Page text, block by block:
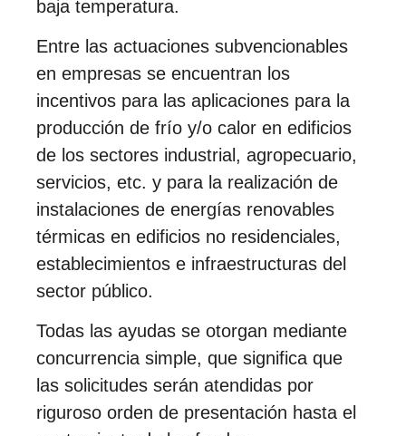
baja temperatura.
Entre las actuaciones subvencionables
en empresas se encuentran los
incentivos para las aplicaciones para la
producción de frío y/o calor en edificios
de los sectores industrial, agropecuario,
servicios, etc. y para la realización de
instalaciones de energías renovables
térmicas en edificios no residenciales,
establecimientos e infraestructuras del
sector público.
Todas las ayudas se otorgan mediante
concurrencia simple, que significa que
las solicitudes serán atendidas por
riguroso orden de presentación hasta el